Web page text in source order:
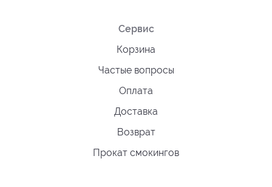
Сервис
Корзина
Частые вопросы
Оплата
Доставка
Возврат
Прокат смокингов